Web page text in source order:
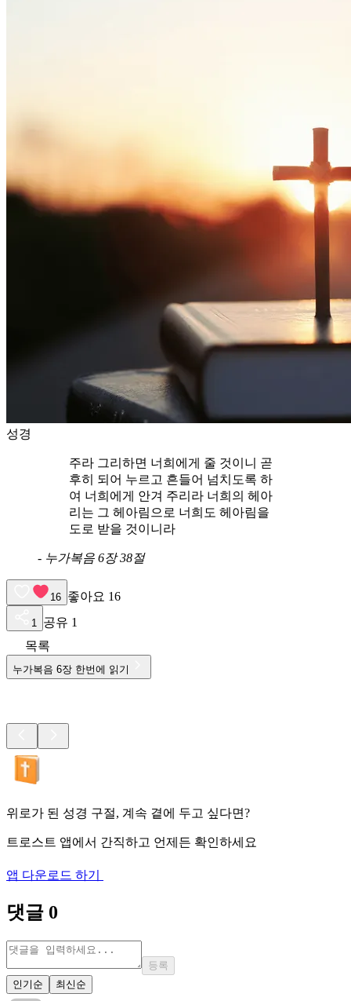
성경
주라 그리하면 너희에게 줄 것이니 곧
후히 되어 누르고 흔들어 넘치도록 하
여 너희에게 안겨 주리라 너희의 헤아
리는 그 헤아림으로 너희도 헤아림을
도로 받을 것이니라
- 누가복음 6장 38절
16 좋아요 16
1 공유 1
목록
누가복음 6장 한번에 읽기
위로가 된 성경 구절, 계속 곁에 두고 싶다면?
트로스트 앱에서 간직하고 언제든 확인하세요
앱 다운로드 하기
댓글 0
등록
인기순
최신순